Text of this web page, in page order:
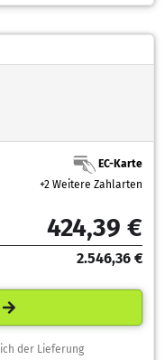
EC-Karte
+2 Weitere Zahlarten
424,39 €
2.546,36 €
der Lieferung